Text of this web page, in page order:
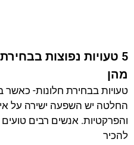
סוגי זכוכית לחלונות
מחוסמת ובידודית – מה
כשתבחרו זכוכית לחלונות
ההבדלים בין הסוגים השונים.